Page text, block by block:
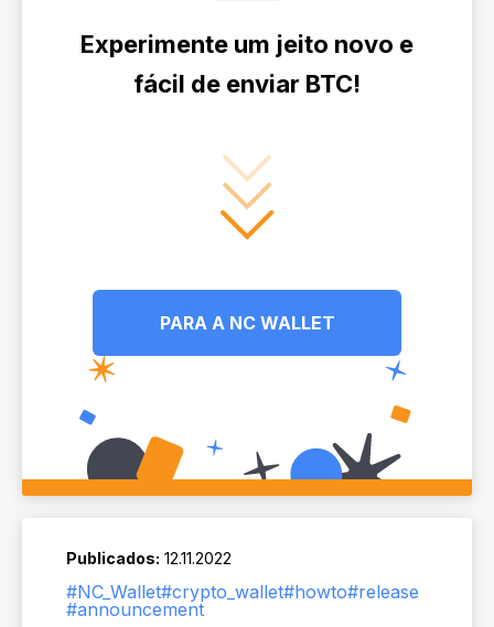
Experimente um jeito novo e
fácil de enviar BTC!
PARA A NC WALLET
Publicados: 12.11.2022
#NC_Wallet#crypto_wallet#howto#release
#announcement